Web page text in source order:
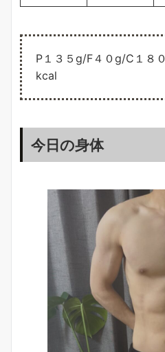
P１３５g/F４０g/C１
kcal
今日の身体